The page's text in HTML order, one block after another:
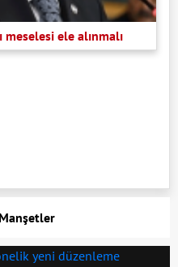
meselesi ele alınmalı